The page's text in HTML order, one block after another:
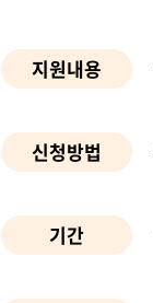
지원내용
신청방법
기간